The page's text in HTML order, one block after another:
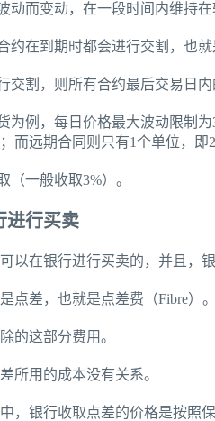
动而变动，在一段时间内维持
约在到期时都会进行交割，也就
交割，则所有合约最后交易日内
为例，每日价格最大波动限制
而远期合同则只有1个单位，即2
（一般收取3%）。
进行买卖
以在银行进行买卖的，并且，
点差，也就是点差费（Fibre）。
的这部分费用。
所用的成本没有关系。
，银行收取点差的价格是按照